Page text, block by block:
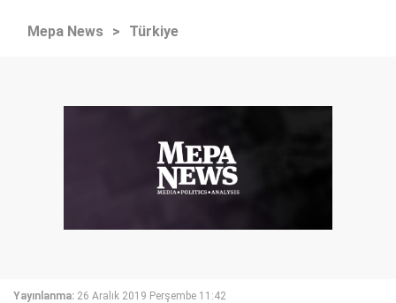
Mepa News > Türkiye
Yayınlanma: 26 Aralık 2019 Perşembe 11:42